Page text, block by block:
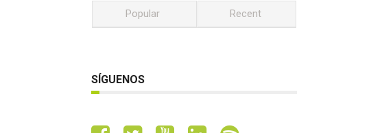
Popular Recent
SÍGUENOS